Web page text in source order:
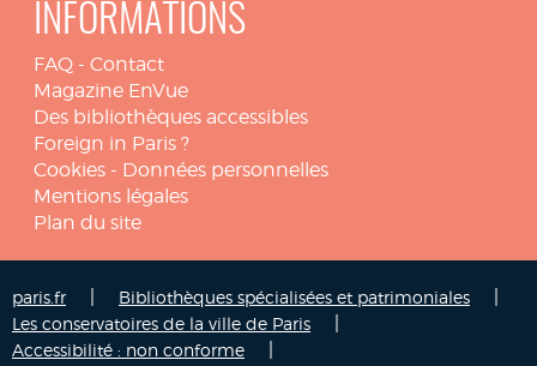
INFORMATIONS
FAQ - Contact
Magazine EnVue
Des bibliothèques accessibles
Foreign in Paris ?
Cookies - Données personnelles
Mentions légales
Plan du site
paris.fr Bibliothèques spécialisées et patrimoniales
Les conservatoires de la ville de Paris
Accessibilité : non conforme